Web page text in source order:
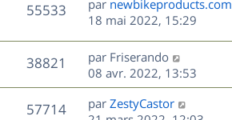
e
s
e
r
m
e
s
s
a
g
e
n
i
e
r
m
e
s
55533V
u
D
e
n
i
e
r
m
par newbikeproducts.com
18 mai 2022, 15:29
38821
u
D
e
r
n
par Friserando
08 avr. 2022, 13:53
57714V
D
par ZestyCastor